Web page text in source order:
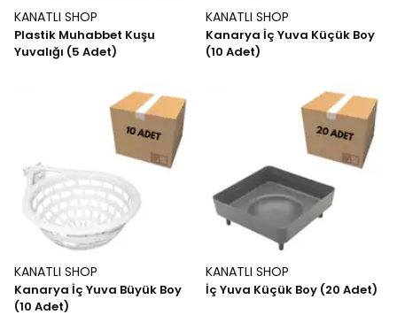
KANATLI SHOP
Plastik Muhabbet Kuşu
Yuvalığı (5 Adet)
KANATLI SHOP
Kanarya İç Yuva Küçük Boy
(10 Adet)
KANATLI SHOP
Kanarya İç Yuva Büyük Boy
(10 Adet)
KANATLI SHOP
İç Yuva Küçük Boy (20 Adet)